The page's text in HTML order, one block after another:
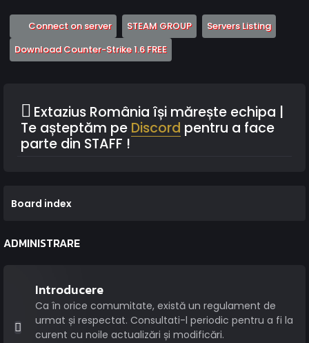
Connect on server(Opens a new tab)
STEAM GROUP(Opens a new tab)
Servers Listing(Opens
Download Counter-Strike 1.6 FREE(Opens a new tab)
Extazius România își mărește echipa |
Te așteptăm pe Discord pentru a face
parte din STAFF !
Board index
ADMINISTRARE
Introducere
Ca în orice comumitate, există un regulament de
urmat și respectat. Consultati-l periodic pentru a fi la
curent cu noile actualizări și modificări.